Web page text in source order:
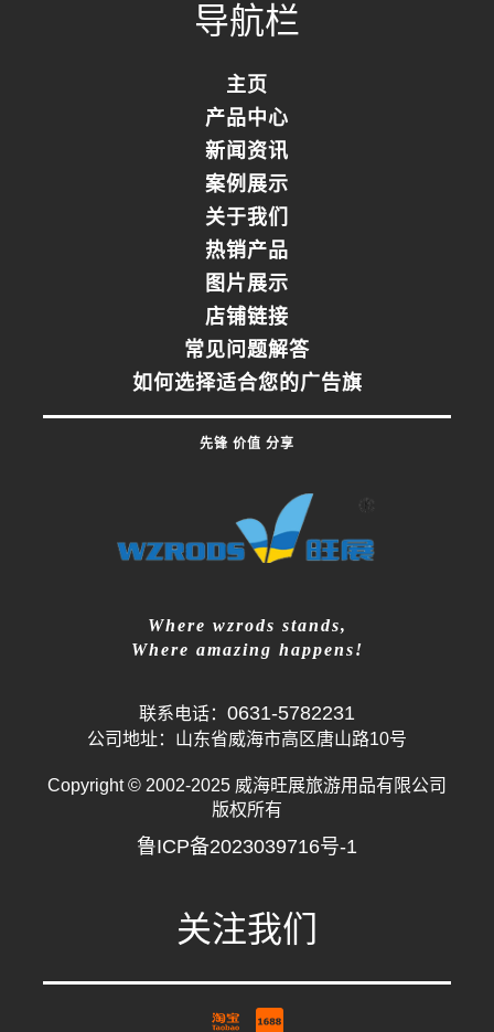
导航栏
主页
产品中心
新闻资讯
案例展示
关于我们
热销产品
图片展示
店铺链接
常见问题解答
如何选择适合您的广告旗
先锋 价值 分享
Where wzrods stands,
Where amazing happens!
联系电话： 0631-5782231
公司地址：山东省威海市高区唐山路10号
Copyright © 2002-2025 威海旺展旅游用品有限公司
版权所有
鲁ICP备2023039716号-1
关注我们